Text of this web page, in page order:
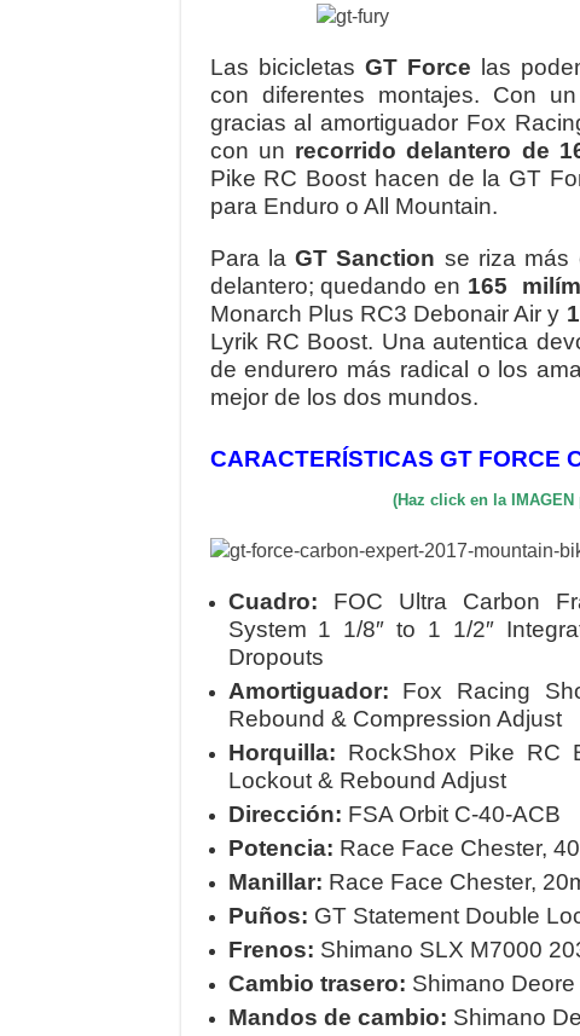
Las bicicletas GT Force las
con diferentes montajes. Con un
gracias al amortiguador Fox
con un recorrido delantero de
Pike RC Boost hacen de la GT
para Enduro o All Mountain.
Para la GT Sanction se riza más
delantero; quedando en 165
Monarch Plus RC3 Debonair Air y
Lyrik RC Boost. Una autentica
de endurero más radical o los
mejor de los dos mundos.
CARACTERÍSTICAS GT FORCE
(Haz click en la IMAGEN
Cuadro: FOC Ultra Carbon
System 1 1/8″ to 1 1/2″
Dropouts
Amortiguador: Fox Racing
Rebound & Compression Adjust
Horquilla: RockShox Pike RC
Lockout & Rebound Adjust
Dirección: FSA Orbit C-40-ACB
Potencia: Race Face Chester,
Manillar: Race Face Chester,
Puños: GT Statement Double
Frenos: Shimano SLX M7000
Cambio trasero: Shimano
Mandos de cambio: Shimano